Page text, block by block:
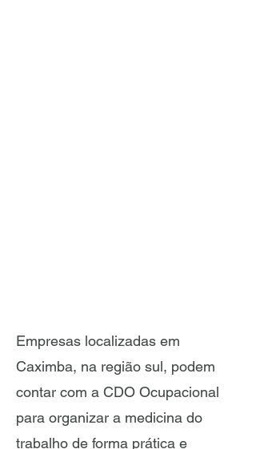
Empresas localizadas em
Caximba, na região sul, podem
contar com a CDO Ocupacional
para organizar a medicina do
trabalho de forma prática e